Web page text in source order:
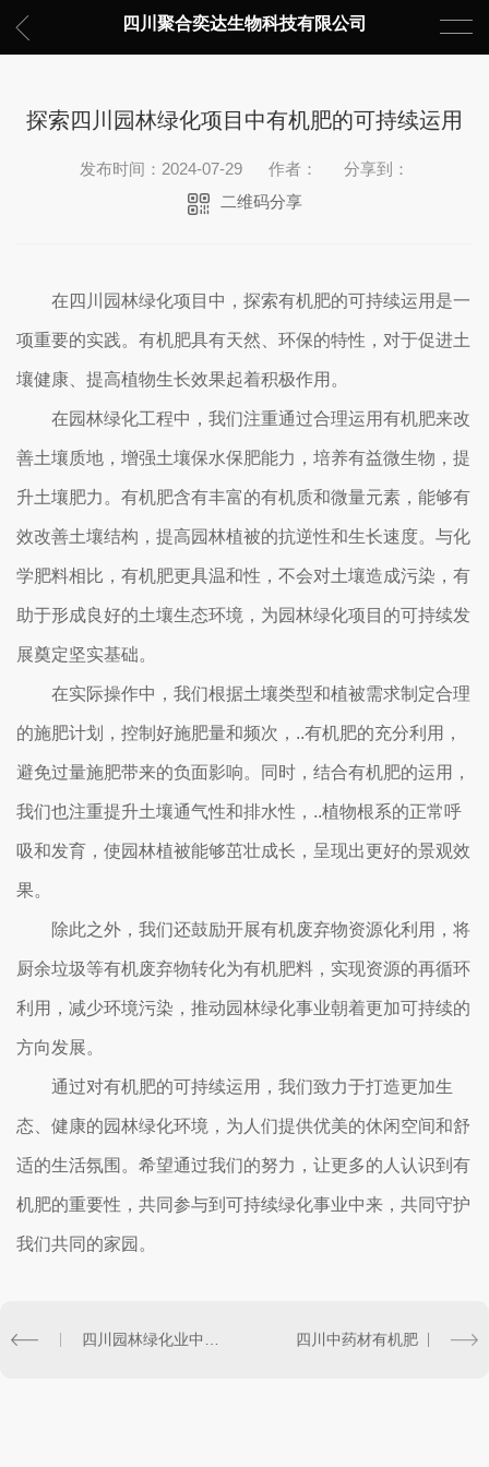
四川聚合奕达生物科技有限公司
探索四川园林绿化项目中有机肥的可持续运用
发布时间：2024-07-29 作者：
分享到：
二维码分享
在四川园林绿化项目中，探索有机肥的可持续运用是一
项重要的实践。有机肥具有天然、环保的特性，对于促进土
壤健康、提高植物生长效果起着积极作用。
在园林绿化工程中，我们注重通过合理运用有机肥来改
善土壤质地，增强土壤保水保肥能力，培养有益微生物，提
升土壤肥力。有机肥含有丰富的有机质和微量元素，能够有
效改善土壤结构，提高园林植被的抗逆性和生长速度。与化
学肥料相比，有机肥更具温和性，不会对土壤造成污染，有
助于形成良好的土壤生态环境，为园林绿化项目的可持续发
展奠定坚实基础。
在实际操作中，我们根据土壤类型和植被需求制定合理
的施肥计划，控制好施肥量和频次，..有机肥的充分利用，
避免过量施肥带来的负面影响。同时，结合有机肥的运用，
我们也注重提升土壤通气性和排水性，..植物根系的正常呼
吸和发育，使园林植被能够茁壮成长，呈现出更好的景观效
果。
除此之外，我们还鼓励开展有机废弃物资源化利用，将
厨余垃圾等有机废弃物转化为有机肥料，实现资源的再循环
利用，减少环境污染，推动园林绿化事业朝着更加可持续的
方向发展。
通过对有机肥的可持续运用，我们致力于打造更加生
态、健康的园林绿化环境，为人们提供优美的休闲空间和舒
适的生活氛围。希望通过我们的努力，让更多的人认识到有
机肥的重要性，共同参与到可持续绿化事业中来，共同守护
我们共同的家园。
四川中药材有机肥